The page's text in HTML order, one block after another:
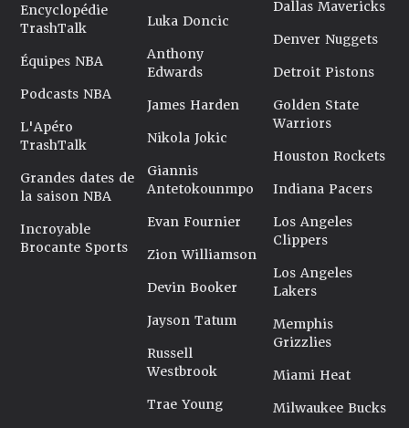
Encyclopédie
TrashTalk
Équipes NBA
Podcasts NBA
L'Apéro
TrashTalk
Grandes dates de
la saison NBA
Incroyable
Brocante Sports
Luka Doncic
Anthony
Edwards
James Harden
Nikola Jokic
Giannis
Antetokounmpo
Evan Fournier
Zion Williamson
Devin Booker
Jayson Tatum
Russell
Westbrook
Trae Young
Dallas Mavericks
Denver Nuggets
Detroit Pistons
Golden State
Warriors
Houston Rockets
Indiana Pacers
Los Angeles
Clippers
Los Angeles
Lakers
Memphis
Grizzlies
Miami Heat
Milwaukee Bucks